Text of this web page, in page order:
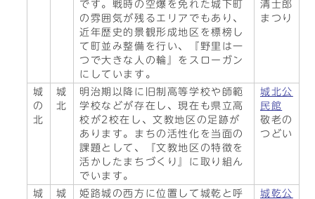
です。戦時の空爆を免れた城下町
の雰囲気が残るエリアでもあり、
近年歴史的景観形成地区を標榜し
て町並み整備を行い、『野里は一
つで大きな人の輪』をスローガン
にしています。
清士郎
まつり
城
の
北
城
北
明治期以降に旧制高等学校や師範
学校などが存在し、現在も県立高
校が2校在し、文教地区の足跡が
あります。まちの活性化を当面の
課題として、『文教地区の特徴を
活かしたまちづくり』に取り組ん
でいます。
城北公
民館
敬老の
つどい
城
城
姫路城の西方に位置して城乾と呼
城乾公